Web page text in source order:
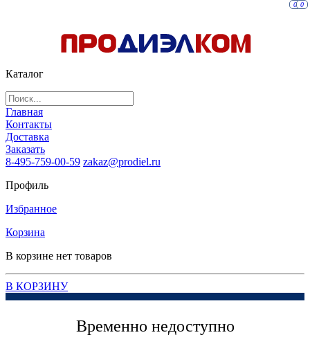
Каталог
Главная
Контакты
Доставка
Заказать
8-495-759-00-59 zakaz@prodiel.ru
Профиль
Избранное
0
Корзина
0
В корзине нет товаров
В КОРЗИНУ
Временно недоступно